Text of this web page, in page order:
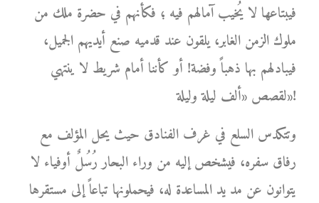
فيبتاعها لا يُخيب آمالهم فيه ؛ فكأنهم في حضرة ملك من
ملوك الزمن الغابر، يلقون عند قدميه صنع أيديهم الجميل،
فيبادلهم بها ذهباً وفضة! أو كأننا أمام شريط لا ينتهي
لقصص «ألف ليلة وليلة»!
وتتكدس السلع في غرف الفنادق حيث يحل المؤلف مع
رفاق سفره، فيشخص إليه من وراء البحار رُسُلٌ أوفياء لا
يتوانون عن مد يد المساعدة له، فيحملونها تباعاً إلى مستقرها